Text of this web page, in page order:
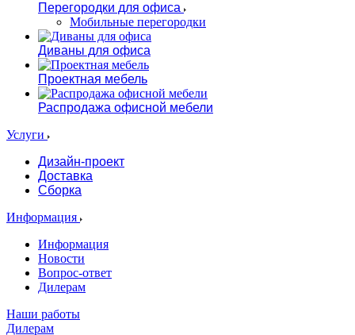
Перегородки для офиса
Мобильные перегородки
Диваны для офиса
Проектная мебель
Распродажа офисной мебели
Услуги
Дизайн-проект
Доставка
Сборка
Информация
Информация
Новости
Вопрос-ответ
Дилерам
Наши работы
Дилерам